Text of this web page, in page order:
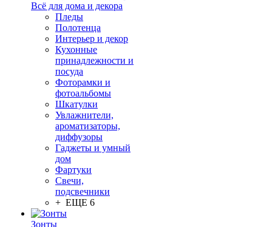
Всё для дома и декора
Пледы
Полотенца
Интерьер и декор
Кухонные
принадлежности и
посуда
Фоторамки и
фотоальбомы
Шкатулки
Увлажнители,
ароматизаторы,
диффузоры
Гаджеты и умный
дом
Фартуки
Свечи,
подсвечники
+ ЕЩЕ 6
Зонты